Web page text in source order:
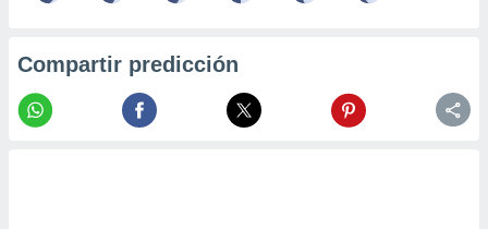
Compartir predicción